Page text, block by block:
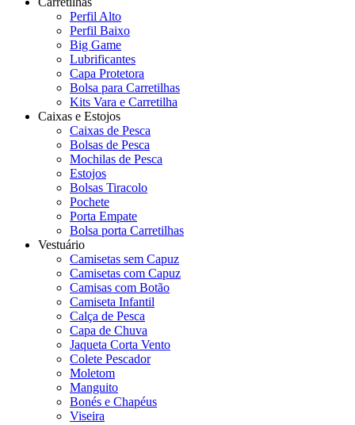
Perfil Alto
Perfil Baixo
Big Game
Lubrificantes
Capa Protetora
Bolsa para Carretilhas
Kits Vara e Carretilha
Caixas e Estojos
Caixas de Pesca
Bolsas de Pesca
Mochilas de Pesca
Estojos
Bolsas Tiracolo
Pochete
Porta Empate
Bolsa porta Carretilhas
Vestuário
Camisetas sem Capuz
Camisetas com Capuz
Camisas com Botão
Camiseta Infantil
Calça de Pesca
Capa de Chuva
Jaqueta Corta Vento
Colete Pescador
Moletom
Manguito
Bonés e Chapéus
Viseira